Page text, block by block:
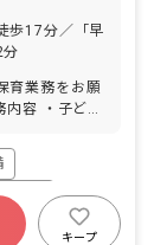
歩17分／「早
分
育業務をお願
に応じた保
応（連絡帳・
準備 など
以上
キープ